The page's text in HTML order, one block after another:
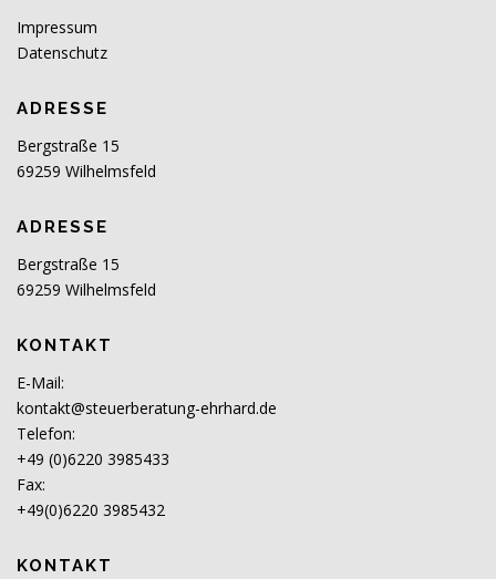
Impressum
Datenschutz
ADRESSE
Bergstraße 15
69259 Wilhelmsfeld
ADRESSE
Bergstraße 15
69259 Wilhelmsfeld
KONTAKT
E-Mail:
kontakt@steuerberatung-ehrhard.de
Telefon:
+49 (0)6220 3985433
Fax:
+49(0)6220 3985432
KONTAKT